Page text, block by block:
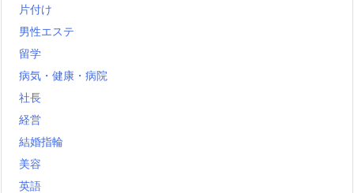
片付け
男性エステ
留学
病気・健康・病院
社長
経営
結婚指輪
美容
英語